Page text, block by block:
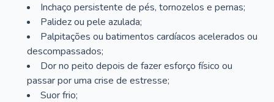
Inchaço persistente de pés, tornozelos e pernas;
Palidez ou pele azulada;
Palpitações ou batimentos cardíacos acelerados ou
descompassados;
Dor no peito depois de fazer esforço físico ou
passar por uma crise de estresse;
Suor frio;